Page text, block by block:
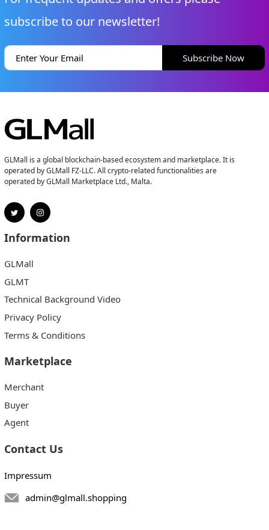
subscribe to our newsletter!
Subscribe Now
GLMall is a global blockchain-based ecosystem and marketplace. It is
operated by GLMall FZ-LLC. All crypto-related functionalities are
operated by GLMall Marketplace Ltd., Malta.
Information
GLMall
GLMT
Technical Background Video
Privacy Policy
Terms & Conditions
Marketplace
Merchant
Buyer
Agent
Contact Us
Impressum
admin@glmall.shopping